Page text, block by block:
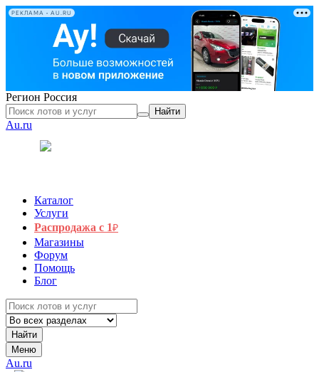
РЕКЛАМА • AU.RU
Регион Россия
Найти
Au.ru
Каталог
Услуги
Распродажа с 1₽
Магазины
Форум
Помощь
Блог
Найти
Меню
Au.ru